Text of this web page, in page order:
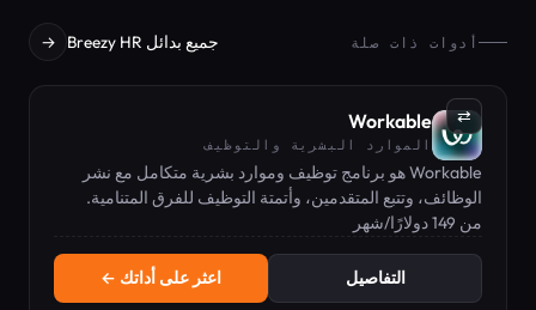
أدوات ذات صلة جميع بدائل Breezy HR →
⇄
Workable
الموارد البشرية والتوظيف
Workable هو برنامج توظيف وموارد بشرية متكامل مع نشر
الوظائف، وتتبع المتقدمين، وأتمتة التوظيف للفرق المتنامية.
من 149 دولارًا/شهر
التفاصيل اعثر على أداتك ←